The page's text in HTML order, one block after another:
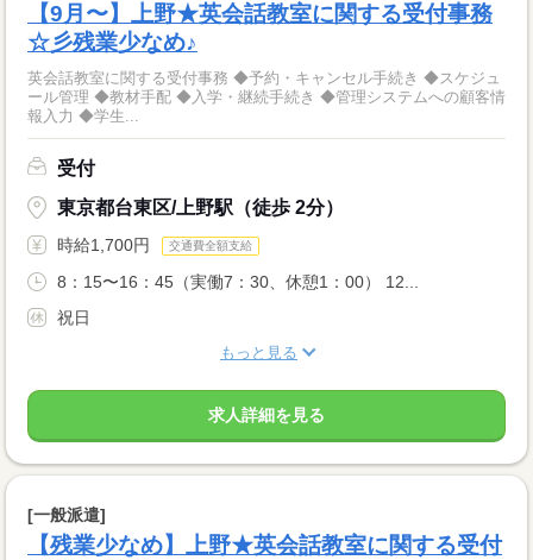
【9月〜】上野★英会話教室に関する受付事務
☆彡残業少なめ♪
英会話教室に関する受付事務 ◆予約・キャンセル手続き ◆スケジュ
ール管理 ◆教材手配 ◆入学・継続手続き ◆管理システムへの顧客情
報入力 ◆学生...
受付
東京都台東区/上野駅（徒歩 2分）
時給1,700円 交通費全額支給
8：15〜16：45（実働7：30、休憩1：00） 12...
祝日
もっと見る
求人詳細を見る
[一般派遣]
【残業少なめ】上野★英会話教室に関する受付